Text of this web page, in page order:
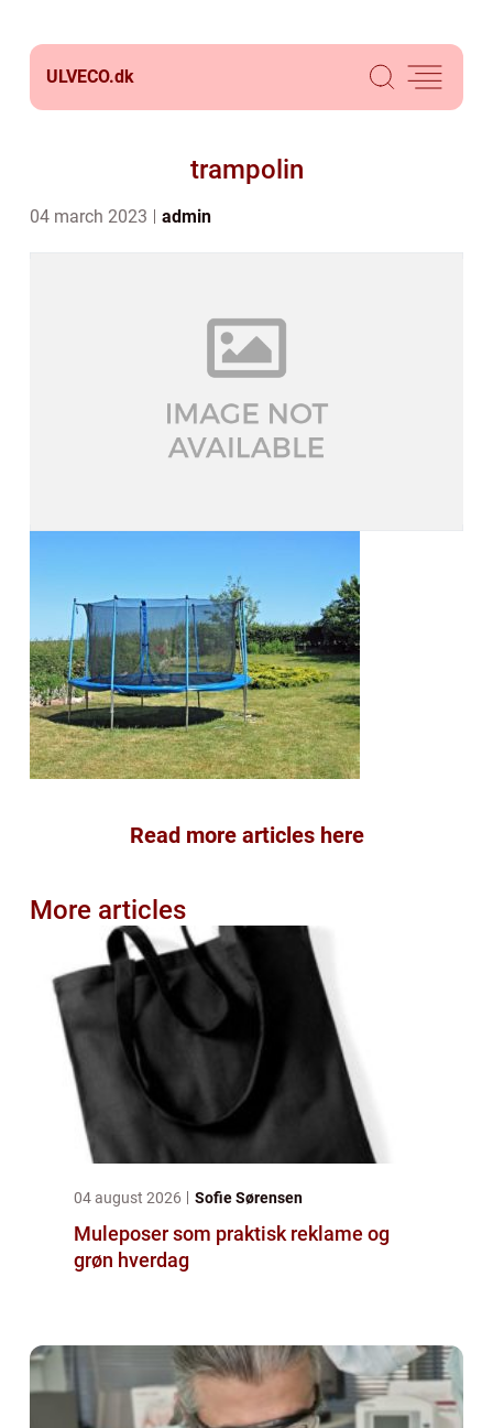
ULVECO.dk
trampolin
04 march 2023 admin
Read more articles here
More articles
04 august 2026 Sofie Sørensen
Muleposer som praktisk reklame og
grøn hverdag